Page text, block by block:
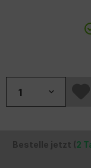
Bestelle jetzt ( 2